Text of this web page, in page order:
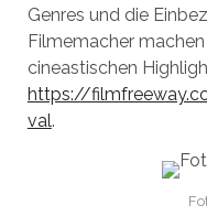
Genres und die
Filmemacher
cineastischen
https://
val.